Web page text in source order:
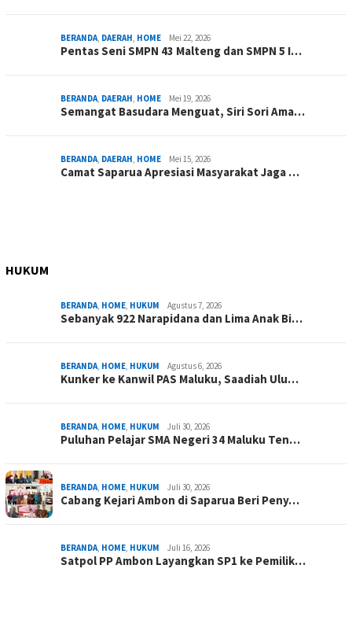
BERANDA, DAERAH, HOME Mei 22, 2026
Pentas Seni SMPN 43 Malteng dan SMPN 5 I…
BERANDA, DAERAH, HOME Mei 19, 2026
Semangat Basudara Menguat, Siri Sori Ama…
BERANDA, DAERAH, HOME Mei 15, 2026
Camat Saparua Apresiasi Masyarakat Jaga …
HUKUM
BERANDA, HOME, HUKUM Agustus 7, 2026
Sebanyak 922 Narapidana dan Lima Anak Bi…
BERANDA, HOME, HUKUM Agustus 6, 2026
Kunker ke Kanwil PAS Maluku, Saadiah Ulu…
BERANDA, HOME, HUKUM Juli 30, 2026
Puluhan Pelajar SMA Negeri 34 Maluku Ten…
BERANDA, HOME, HUKUM Juli 30, 2026
Cabang Kejari Ambon di Saparua Beri Peny…
BERANDA, HOME, HUKUM Juli 16, 2026
Satpol PP Ambon Layangkan SP1 ke Pemilik…